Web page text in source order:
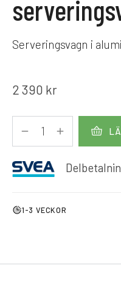
Serveringsvagn i
2 390 kr
1-3 VECKOR